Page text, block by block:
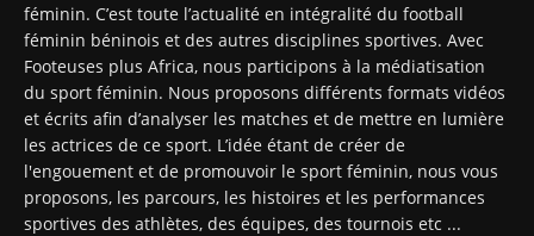
féminin. C’est toute l’actualité en intégralité du football
féminin béninois et des autres disciplines sportives. Avec
Footeuses plus Africa, nous participons à la médiatisation
du sport féminin. Nous proposons différents formats vidéos
et écrits afin d’analyser les matches et de mettre en lumière
les actrices de ce sport. L’idée étant de créer de
l'engouement et de promouvoir le sport féminin, nous vous
proposons, les parcours, les histoires et les performances
sportives des athlètes, des équipes, des tournois etc ...